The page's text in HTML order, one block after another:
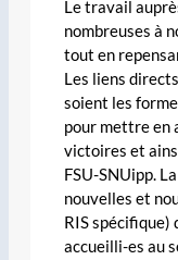
Le travail
nombreuses à
tout en
Les liens
soient les
pour mettre en
victoires et
FSU-SNUipp.
nouvelles et
RIS
accueilli-es au